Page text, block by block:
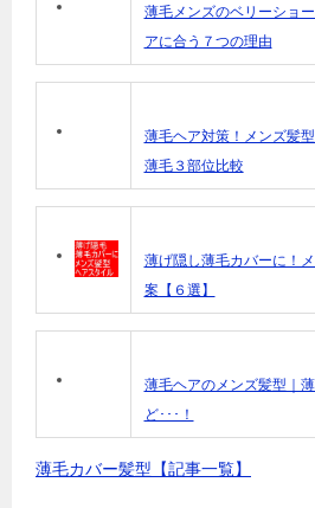
薄毛メンズのベリーショ
アに合う７つの理由
薄毛ヘア対策！メンズ髪
薄毛３部位比較
薄げ隠し薄毛カバーに！
案【６選】
薄毛ヘアのメンズ髪型｜
ど･･･！
薄毛カバー髪型【記事一覧】